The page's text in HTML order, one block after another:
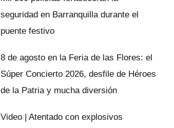
seguridad en Barranquilla durante el
puente festivo
8 de agosto en la Feria de las Flores: el
Súper Concierto 2026, desfile de Héroes
de la Patria y mucha diversión
Video | Atentado con explosivos